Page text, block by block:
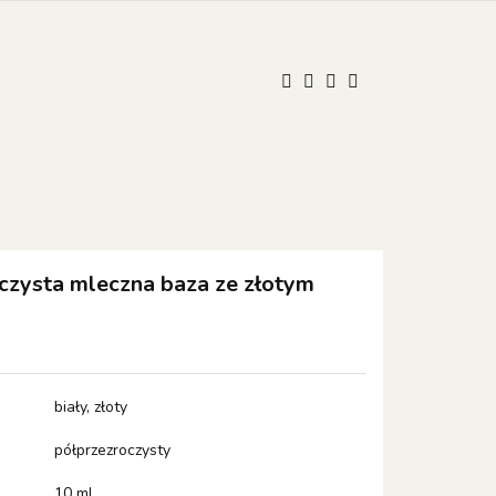
mleczna baza ze złotym
biały, złoty
półprzezroczysty